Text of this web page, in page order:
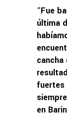
“Fue
última
cancha
fuertes
en